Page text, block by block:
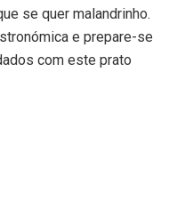
se quer malandrinho.
e prepare-se
com este prato